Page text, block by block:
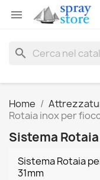

search
Home
Rotaia inox per
Sistema
Sistema Rotaia
31mm